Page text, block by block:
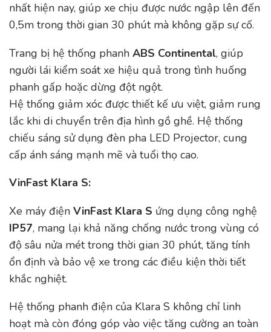
nhất hiện nay, giúp xe chịu được nước ngập lên đến
0,5m trong thời gian 30 phút mà không gặp sự cố.
Trang bị hệ thống phanh ABS Continental, giúp
người lái kiểm soát xe hiệu quả trong tình huống
phanh gấp hoặc dừng đột ngột.
Hệ thống giảm xóc được thiết kế ưu việt, giảm rung
lắc khi di chuyển trên địa hình gồ ghề. Hệ thống
chiếu sáng sử dụng đèn pha LED Projector, cung
cấp ánh sáng mạnh mẽ và tuổi thọ cao.
VinFast Klara S:
Xe máy điện VinFast Klara S ứng dụng công nghệ
IP57, mang lại khả năng chống nước trong vùng có
độ sâu nửa mét trong thời gian 30 phút, tăng tính
ổn định và bảo vệ xe trong các điều kiện thời tiết
khắc nghiệt.
Hệ thống phanh điện của Klara S không chỉ linh
hoạt mà còn đóng góp vào việc tăng cường an toàn